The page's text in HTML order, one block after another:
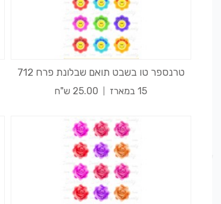
טרנספר טו בשבט תואם שבלונת פרח 712
15 במארז 25.00 ש"ח